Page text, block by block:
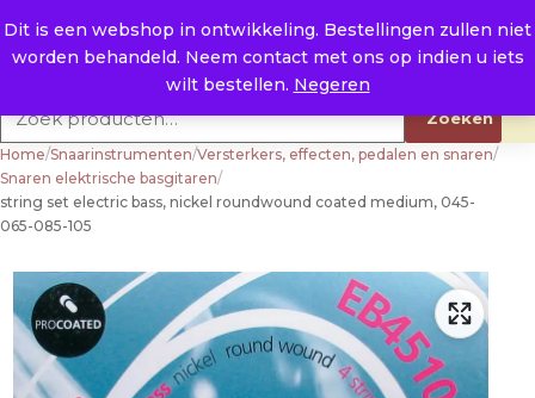
Dit is een webshop in ontwikkeling. Bestellingen zullen niet
worden behandeld. Neem contact met ons op indien u iets
wilt bestellen. Negeren
E. info@raysland.nl
Productcategorieën
Zoeken
Home/Snaarinstrumenten/Versterkers, effecten, pedalen en snaren/
Snaren elektrische basgitaren/
string set electric bass, nickel roundwound coated medium, 045-
065-085-105